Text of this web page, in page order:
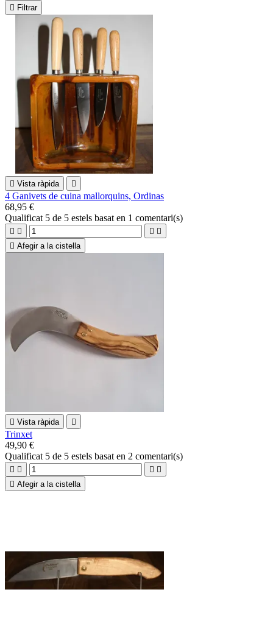
 Filtrar
 Vista ràpida 
4 Ganivets de cuina mallorquins, Ordinas
68,95 €
Qualificat 5 de 5 estels basat en 1 comentari(s)
   
 Afegir a la cistella
 Vista ràpida 
Trinxet
49,90 €
Qualificat 5 de 5 estels basat en 2 comentari(s)
   
 Afegir a la cistella